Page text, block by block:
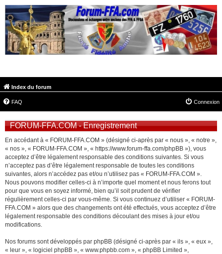
Index du forum
FAQ Connexion
FORUM-FFA.COM - Enregistrement
En accédant à « FORUM-FFA.COM » (désigné ci-après par « nous », « notre »,
« nos », « FORUM-FFA.COM », « https://www.forum-ffa.com/phpBB »), vous
acceptez d’être légalement responsable des conditions suivantes. Si vous
n’acceptez pas d’être légalement responsable de toutes les conditions
suivantes, alors n’accédez pas et/ou n’utilisez pas « FORUM-FFA.COM ».
Nous pouvons modifier celles-ci à n’importe quel moment et nous ferons tout
pour que vous en soyez informé, bien qu’il soit prudent de vérifier
régulièrement celles-ci par vous-même. Si vous continuez d’utiliser « FORUM-
FFA.COM » alors que des changements ont été effectués, vous acceptez d’être
légalement responsable des conditions découlant des mises à jour et/ou
modifications.
Nos forums sont développés par phpBB (désigné ci-après par « ils », « eux »,
« leur », « logiciel phpBB », « www.phpbb.com », « phpBB Limited »,